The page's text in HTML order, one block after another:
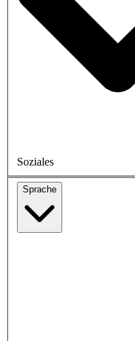
Soziales
Sprache